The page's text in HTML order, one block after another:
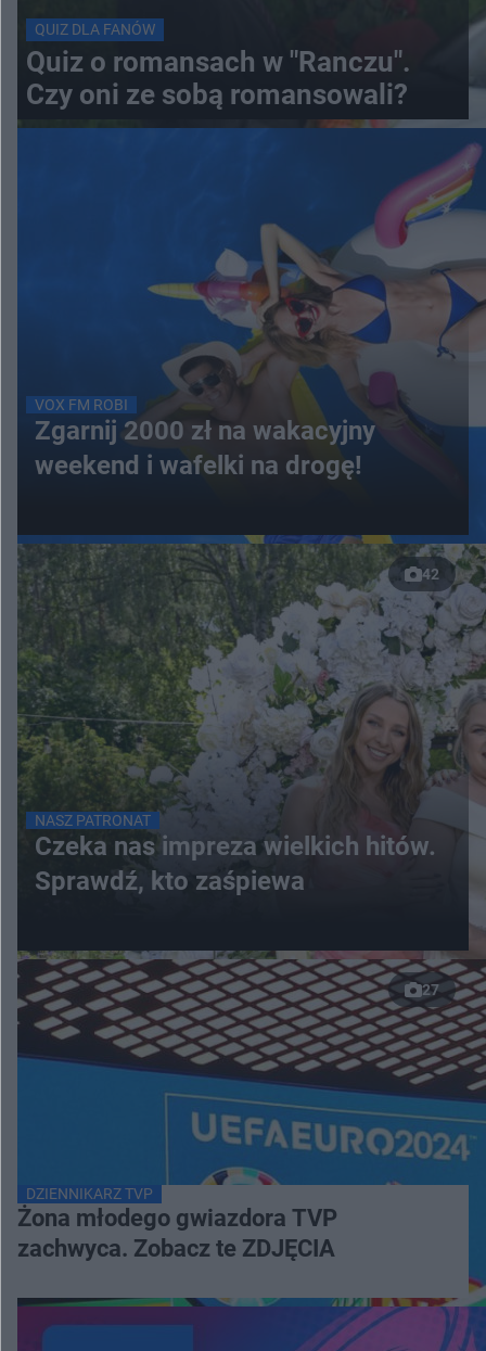
QUIZ DLA FANÓW
Quiz o romansach w "Ranczu".
Czy oni ze sobą romansowali?
VOX FM ROBI
Zgarnij 2000 zł na wakacyjny
weekend i wafelki na drogę!
42
NASZ PATRONAT
Czeka nas impreza wielkich hitów.
Sprawdź, kto zaśpiewa
27
DZIENNIKARZ TVP
Żona młodego gwiazdora TVP
zachwyca. Zobacz te ZDJĘCIA